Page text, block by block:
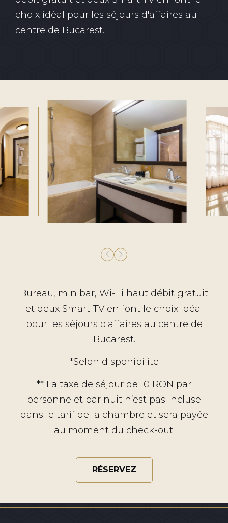
choix idéal pour les séjours d'affaires au
centre de Bucarest.
Bureau, minibar, Wi-Fi haut débit gratuit
et deux Smart TV en font le choix idéal
pour les séjours d'affaires au centre de
Bucarest.
*Selon disponibilite
** La taxe de séjour de 10 RON par
personne et par nuit n’est pas incluse
dans le tarif de la chambre et sera payée
au moment du check-out.
RÉSERVEZ